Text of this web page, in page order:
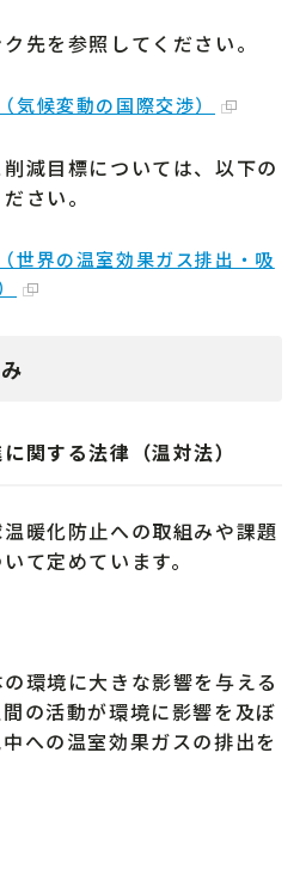
先を参照してください。
気候変動の国際交渉）
減目標については、以下の
さい。
世界の温室効果ガス排出・吸
関する法律（温対法）
暖化防止への取組みや課題
て定めています。
環境に大きな影響を与える
の活動が環境に影響を及ぼ
への温室効果ガスの排出を